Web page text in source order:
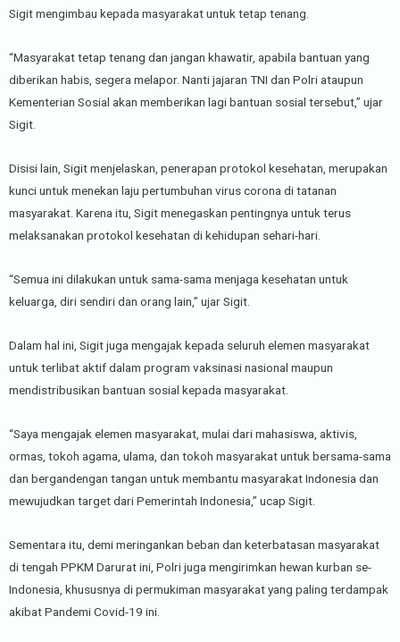
Sigit mengimbau kepada masyarakat untuk tetap tenang.
“Masyarakat tetap tenang dan jangan khawatir, apabila bantuan yang
diberikan habis, segera melapor. Nanti jajaran TNI dan Polri ataupun
Kementerian Sosial akan memberikan lagi bantuan sosial tersebut,” ujar
Sigit.
Disisi lain, Sigit menjelaskan, penerapan protokol kesehatan, merupakan
kunci untuk menekan laju pertumbuhan virus corona di tatanan
masyarakat. Karena itu, Sigit menegaskan pentingnya untuk terus
melaksanakan protokol kesehatan di kehidupan sehari-hari.
“Semua ini dilakukan untuk sama-sama menjaga kesehatan untuk
keluarga, diri sendiri dan orang lain,” ujar Sigit.
Dalam hal ini, Sigit juga mengajak kepada seluruh elemen masyarakat
untuk terlibat aktif dalam program vaksinasi nasional maupun
mendistribusikan bantuan sosial kepada masyarakat.
“Saya mengajak elemen masyarakat, mulai dari mahasiswa, aktivis,
ormas, tokoh agama, ulama, dan tokoh masyarakat untuk bersama-sama
dan bergandengan tangan untuk membantu masyarakat Indonesia dan
mewujudkan target dari Pemerintah Indonesia,” ucap Sigit.
Sementara itu, demi meringankan beban dan keterbatasan masyarakat
di tengah PPKM Darurat ini, Polri juga mengirimkan hewan kurban se-
Indonesia, khususnya di permukiman masyarakat yang paling terdampak
akibat Pandemi Covid-19 ini.